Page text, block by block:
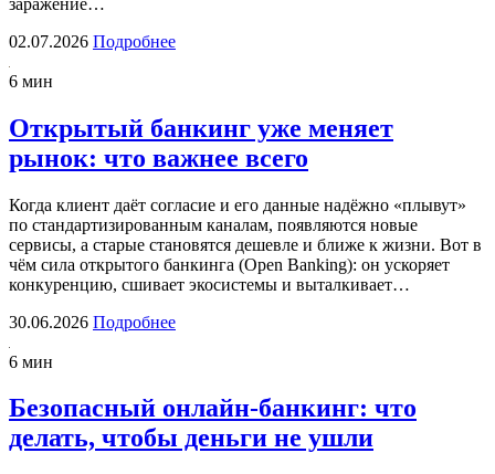
02.07.2026 Подробнее
6 мин
Открытый банкинг уже меняет
рынок: что важнее всего
Когда клиент даёт согласие и его данные надёжно «плывут»
по стандартизированным каналам, появляются новые
сервисы, а старые становятся дешевле и ближе к жизни. Вот в
чём сила открытого банкинга (Open Banking): он ускоряет
конкуренцию, сшивает экосистемы и выталкивает…
30.06.2026 Подробнее
6 мин
Безопасный онлайн-банкинг: что
делать, чтобы деньги не ушли